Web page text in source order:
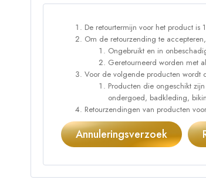
De retourtermijn voor het product is
Om de retourzending te
Ongebruikt en in
Geretourneerd worden met
Voor de volgende producten wordt
Producten die ongeschikt
ondergoed, badkleding,
Retourzendingen van producten
Annuleringsverzoek